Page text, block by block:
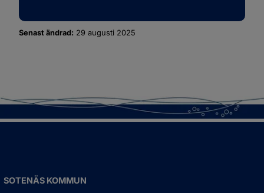
Senast ändrad: 29 augusti 2025
SOTENÄS KOMMUN